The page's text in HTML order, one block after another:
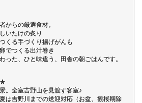
からの厳選食材。
いたけの炙り
くる手づくり揚げがんも
でつくる出汁巻き
った、ひと味違う、田舎の朝ごはんです。
★
。全室吉野山を見渡す客室♪
は吉野川までの送迎対応（お盆、観桜期除